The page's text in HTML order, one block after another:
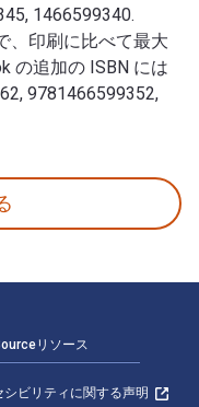
1466599340.
、印刷に比べて最大
の追加の ISBN には
9781466599352,
リソース
シビリティに関する声明